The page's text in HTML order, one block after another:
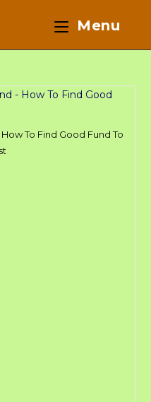
Menu
To Find Good Fund To